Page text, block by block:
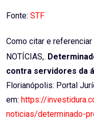
Fonte: STF
Como citar e
NOTÍCIAS,.
contra servidores da
Florianópolis: Portal
em: https://
noticias/determinado-